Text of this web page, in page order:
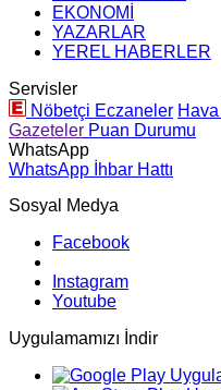
EKONOMİ
YAZARLAR
YEREL HABERLER
Servisler
Nöbetçi Eczaneler
Gazeteler Puan Durumu
WhatsApp
WhatsApp İhbar Hattı
Sosyal Medya
Facebook
Instagram
Youtube
Uygulamamızı İndir